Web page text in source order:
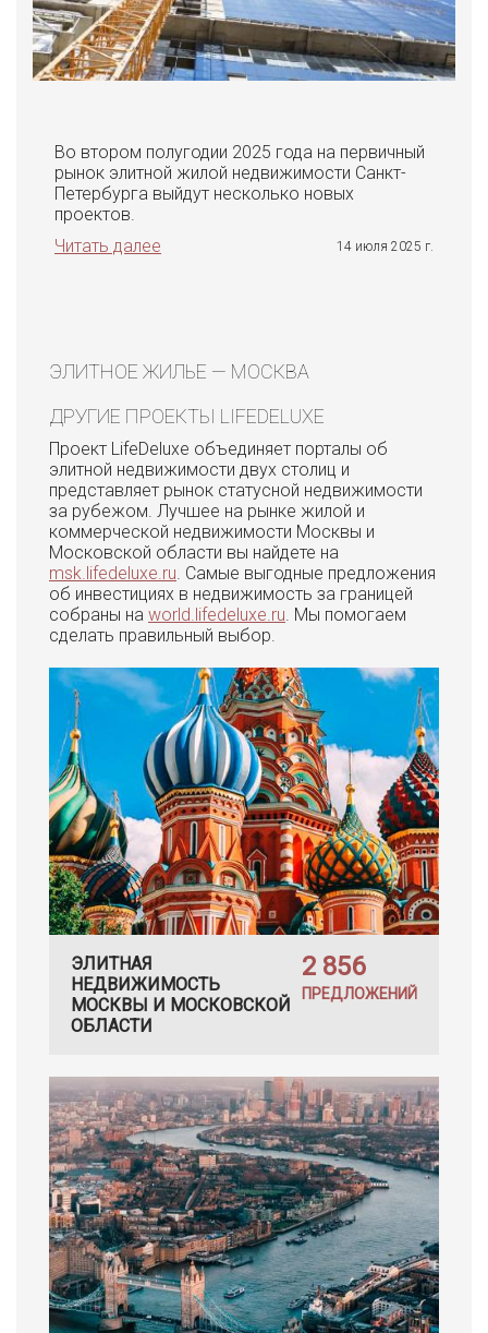
Во втором полугодии 2025 года на первичный
рынок элитной жилой недвижимости Санкт-
Петербурга выйдут несколько новых
проектов.
Читать далее
14 июля 2025 г.
ЭЛИТНОЕ ЖИЛЬЕ — МОСКВА
ДРУГИЕ ПРОЕКТЫ LIFEDELUXE
Проект LifeDeluxe объединяет порталы об
элитной недвижимости двух столиц и
представляет рынок статусной недвижимости
за рубежом. Лучшее на рынке жилой и
коммерческой недвижимости Москвы и
Московской области вы найдете на
msk.lifedeluxe.ru. Самые выгодные предложения
об инвестициях в недвижимость за границей
собраны на world.lifedeluxe.ru. Мы помогаем
сделать правильный выбор.
ЭЛИТНАЯ
НЕДВИЖИМОСТЬ
МОСКВЫ И МОСКОВСКОЙ
ОБЛАСТИ
2 856
ПРЕДЛОЖЕНИЙ